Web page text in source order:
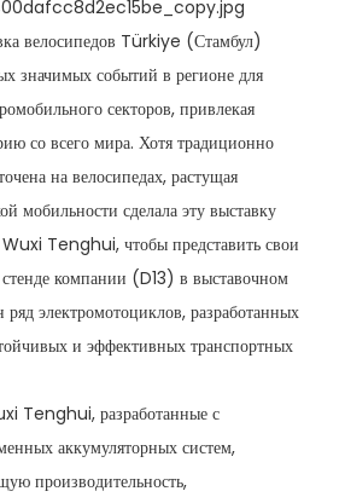
велосипедов Türkiye (Стамбул)
значимых событий в регионе для
секторов, привлекая
со всего мира. Хотя традиционно
на велосипедах, растущая
мобильности сделала эту выставку
Tenghui, чтобы представить свои
компании (D13) в выставочном
ряд электромотоциклов, разработанных
и эффективных транспортных
Tenghui, разработанные с
аккумуляторных систем,
производительность,